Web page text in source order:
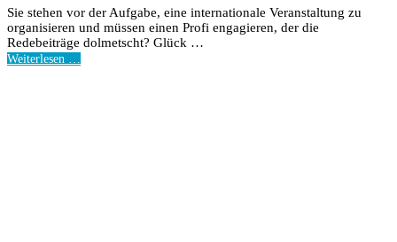
Sie stehen vor der Aufgabe, eine internationale Veranstaltung zu
organisieren und müssen einen Profi engagieren, der die
Redebeiträge dolmetscht? Glück …
Weiterlesen …